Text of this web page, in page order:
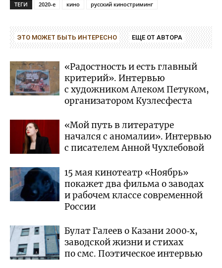
ТЕГИ 2020-е кино русский киностриминг
ЭТО МОЖЕТ БЫТЬ ИНТЕРЕСНО ЕЩЕ ОТ АВТОРА
«Радостность и есть главный
критерий». Интервью
с художником Алеком Петуком,
организатором Кузлесфеста
«Мой путь в литературе
начался с аномалии». Интервью
с писателем Анной Чухлебовой
15 мая кинотеатр «Ноябрь»
покажет два фильма о заводах
и рабочем классе современной
России
Булат Галеев о Казани 2000‑х,
заводской жизни и стихах
по смс. Поэтическое интервью